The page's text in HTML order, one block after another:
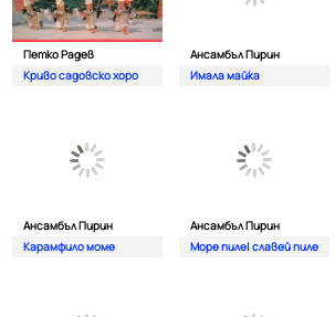
Петко Радев
Криво садовско хоро
Ансамбъл Пирин
Имала майка
Ансамбъл Пирин
Карамфило моме
Ансамбъл Пирин
Море пиле| славей пиле